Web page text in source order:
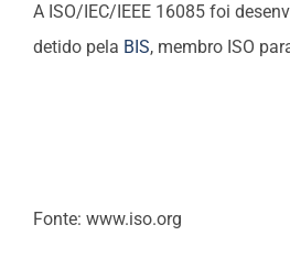
A ISO/IEC/IEEE 16085 foi
detido pela BIS, membro ISO
Fonte: www.iso.org